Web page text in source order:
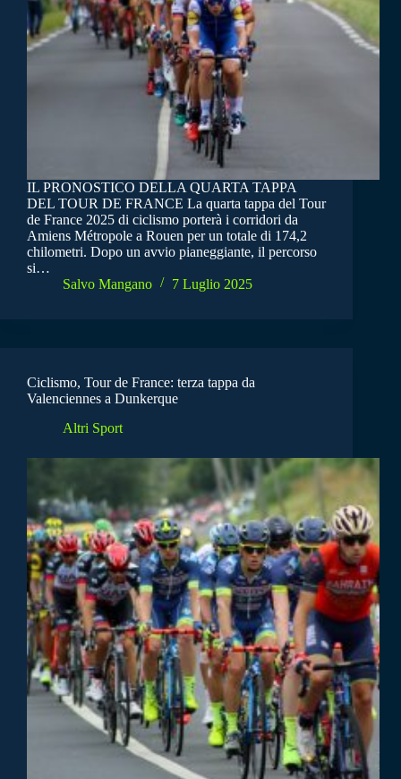
IL PRONOSTICO DELLA QUARTA TAPPA
DEL TOUR DE FRANCE La quarta tappa del Tour
de France 2025 di ciclismo porterà i corridori da
Amiens Métropole a Rouen per un totale di 174,2
chilometri. Dopo un avvio pianeggiante, il percorso
si…
Salvo Mangano
7 Luglio 2025
Ciclismo, Tour de France: terza tappa da
Valenciennes a Dunkerque
Altri Sport